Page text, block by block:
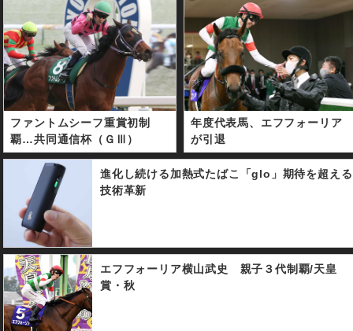
ファントムシーフ重賞初制
覇…共同通信杯（ＧⅢ）
年度代表馬、エフフォーリア
が引退
進化し続ける加熱式たばこ「glo」期待を超える
技術革新
エフフォーリア横山武史 親子３代制覇/天皇
賞・秋